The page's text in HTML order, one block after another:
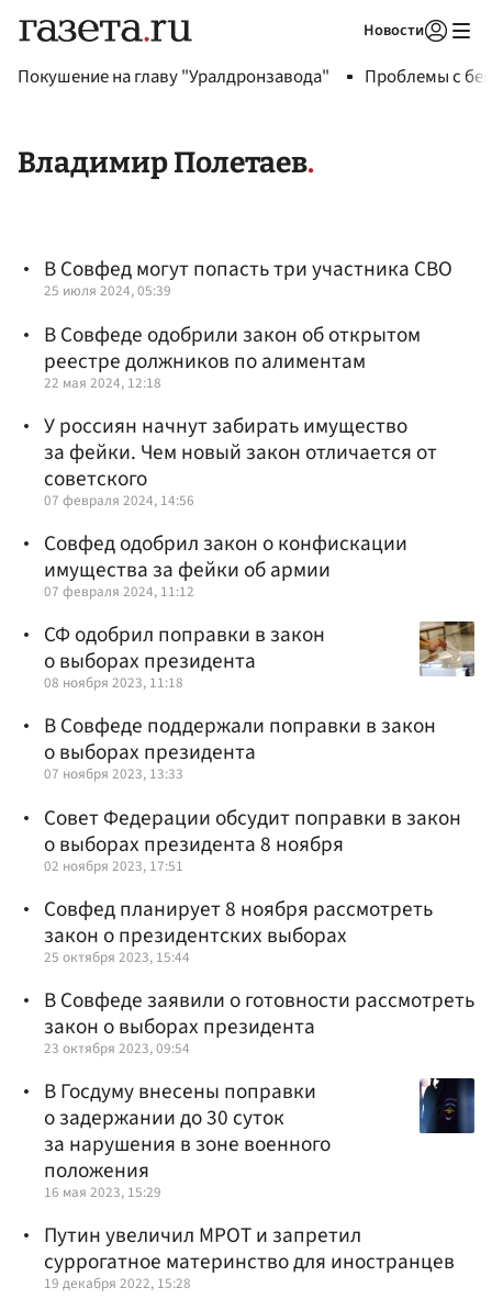
Новости
Покушение на главу "Уралдронзавода" Проблемы с
Владимир Полетаев
В Совфед могут попасть три участника СВО
25 июля 2024, 05:39
В Совфеде одобрили закон об открытом
реестре должников по алиментам
22 мая 2024, 12:18
У россиян начнут забирать имущество
за фейки. Чем новый закон отличается от
советского
07 февраля 2024, 14:56
Совфед одобрил закон о конфискации
имущества за фейки об армии
07 февраля 2024, 11:12
СФ одобрил поправки в закон
о выборах президента
08 ноября 2023, 11:18
В Совфеде поддержали поправки в закон
о выборах президента
07 ноября 2023, 13:33
Совет Федерации обсудит поправки в закон
о выборах президента 8 ноября
02 ноября 2023, 17:51
Совфед планирует 8 ноября рассмотреть
закон о президентских выборах
25 октября 2023, 15:44
В Совфеде заявили о готовности рассмотреть
закон о выборах президента
23 октября 2023, 09:54
В Госдуму внесены поправки
о задержании до 30 суток
за нарушения в зоне военного
положения
16 мая 2023, 15:29
Путин увеличил МРОТ и запретил
суррогатное материнство для иностранцев
19 декабря 2022, 15:28